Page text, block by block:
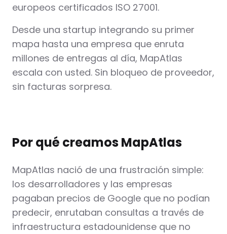
europeos certificados ISO 27001.
Desde una startup integrando su primer
mapa hasta una empresa que enruta
millones de entregas al día, MapAtlas
escala con usted. Sin bloqueo de proveedor,
sin facturas sorpresa.
Por qué creamos MapAtlas
MapAtlas nació de una frustración simple:
los desarrolladores y las empresas
pagaban precios de Google que no podían
predecir, enrutaban consultas a través de
infraestructura estadounidense que no